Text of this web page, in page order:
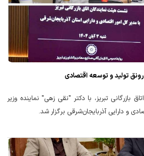
تولید و توسعه اقتصادی
بازرگانی تبریز، با دکتر "نقی زهی" نماینده وزیر
و دارایی آذربایجان‌شرقی برگزار شد.